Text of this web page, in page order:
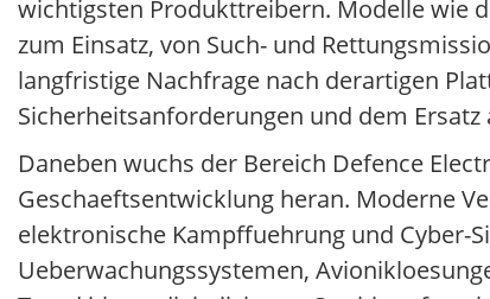
wichtigsten Produkttreibern. Modelle wie
zum Einsatz, von Such- und
langfristige Nachfrage nach derartigen
Sicherheitsanforderungen und dem Ersatz
Daneben wuchs der Bereich Defence
Geschaeftsentwicklung heran. Moderne
elektronische Kampffuehrung und Cyber-
Ueberwachungssystemen,